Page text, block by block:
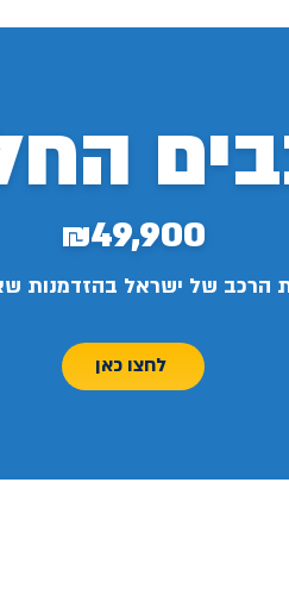
₪49,900
הרכב של ישראל בהזדמנות
לחצו כאן